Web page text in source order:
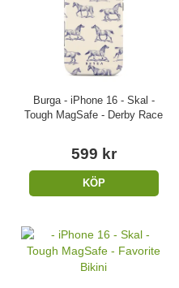
Burga - iPhone 16 - Skal -
Tough MagSafe - Derby Race
599 kr
KÖP